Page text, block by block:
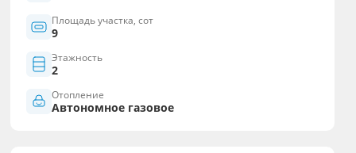
Площадь участка, сот
9
Этажность
2
Отопление
Автономное газовое